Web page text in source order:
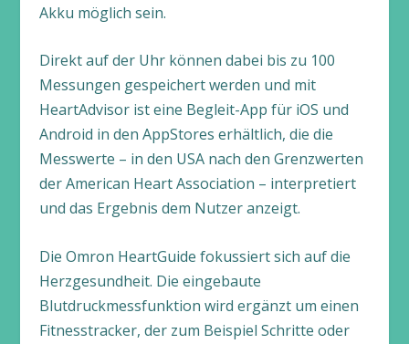
Akku möglich sein.
Direkt auf der Uhr können dabei bis zu 100
Messungen gespeichert werden und mit
HeartAdvisor ist eine Begleit-App für iOS und
Android in den AppStores erhältlich, die die
Messwerte – in den USA nach den Grenzwerten
der American Heart Association – interpretiert
und das Ergebnis dem Nutzer anzeigt.
Die Omron HeartGuide fokussiert sich auf die
Herzgesundheit. Die eingebaute
Blutdruckmessfunktion wird ergänzt um einen
Fitnesstracker, der zum Beispiel Schritte oder